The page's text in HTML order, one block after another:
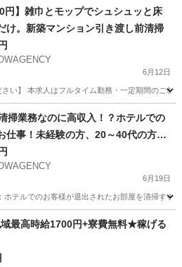
大阪 大阪市 軽作業
円】雑巾とモップでシュシュッと床
け。新築マンション引き渡し前清掃
6月12日
さい】 本求人はフルタイム勤務・一定期間のご
間掃業務なのに高収入！？ホテルでの
仕事！未経験の方、20～40代の方活
6月19日
ホテルでのお客様が退出されたお部屋を清掃す
場 住み込み
最高時給1700円+寮費無料★稼げる